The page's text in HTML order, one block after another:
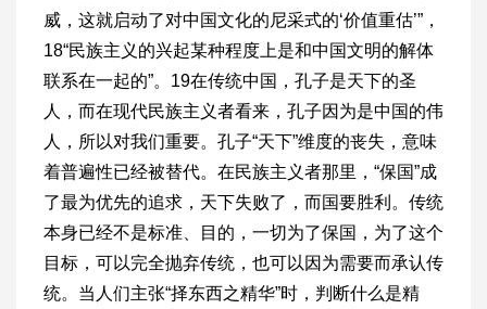
威，这就启动了对中国文化的尼采式的‘价值重估’”，
18“民族主义的兴起某种程度上是和中国文明的解体
联系在一起的”。19在传统中国，孔子是天下的圣
人，而在现代民族主义者看来，孔子因为是中国的伟
人，所以对我们重要。孔子“天下”维度的丧失，意味
着普遍性已经被替代。在民族主义者那里，“保国”成
了最为优先的追求，天下失败了，而国要胜利。传统
本身已经不是标准、目的，一切为了保国，为了这个
目标，可以完全抛弃传统，也可以因为需要而承认传
统。当人们主张“择东西之精华”时，判断什么是精